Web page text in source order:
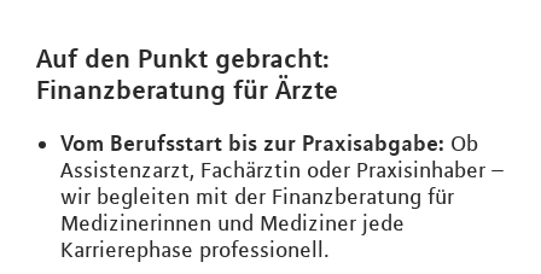
Auf den Punkt gebracht:
Finanzberatung für Ärzte
Vom Berufsstart bis zur Praxisabgabe: Ob
Assistenzarzt, Fachärztin oder Praxisinhaber –
wir begleiten mit der Finanzberatung für
Medizinerinnen und Mediziner jede
Karrierephase professionell.